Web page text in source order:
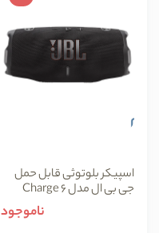
اسپیکر بلوتوثی قابل حمل
جی بی ال مدل Charge 6
ناموجود